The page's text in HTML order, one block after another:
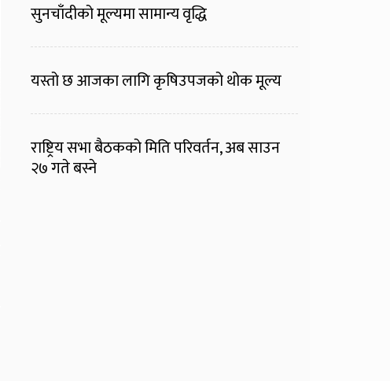
सुनचाँदीको मूल्यमा सामान्य वृद्धि
यस्तो छ आजका लागि कृषिउपजको थोक मूल्य
राष्ट्रिय सभा बैठकको मिति परिवर्तन, अब साउन
२७ गते बस्ने